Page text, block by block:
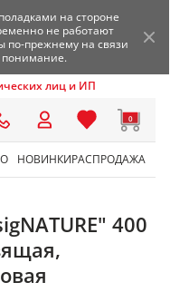
на стороне
не работают
по-прежнему на связи
понимание.
лиц и ИП
0
НОВИНКИРАСПРОДАЖА
400